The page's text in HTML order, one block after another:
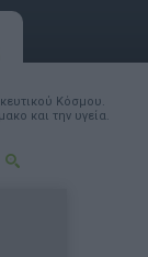
Κόσμου.
και την υγεία.